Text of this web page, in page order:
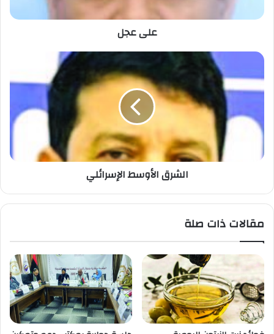
على عجل
الشرق الأوسط الإسرائلي
مقالات ذات صلة